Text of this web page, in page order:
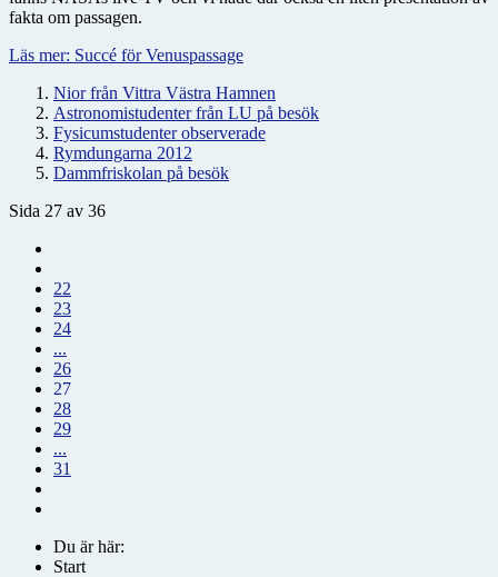
fakta om passagen.
Läs mer: Succé för Venuspassage
Nior från Vittra Västra Hamnen
Astronomistudenter från LU på besök
Fysicumstudenter observerade
Rymdungarna 2012
Dammfriskolan på besök
Sida 27 av 36
22
23
24
...
26
27
28
29
...
31
Du är här:
Start